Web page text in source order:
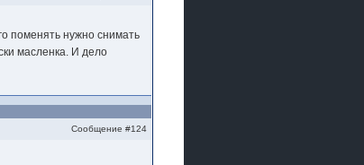
поменять нужно снимать
масленка. И дело
Сообщение #124